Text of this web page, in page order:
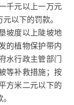
千元以上一万元
以下的罚款。
坡度以上陡坡地
的植物保护带内
水行政主管部门
等补救措施；按
方米二元以下的